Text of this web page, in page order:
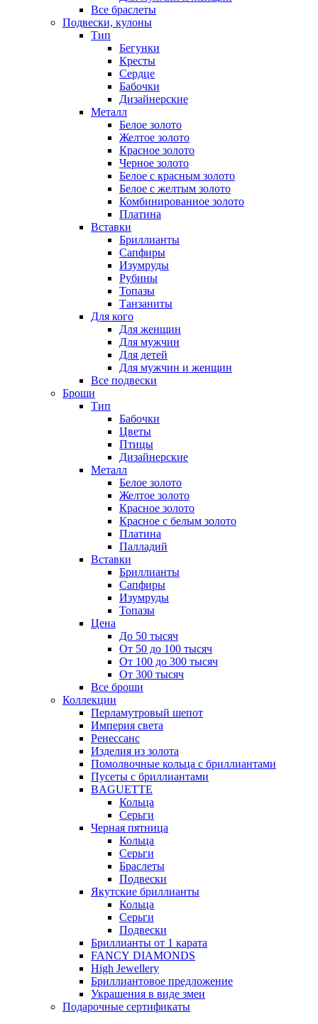
Все браслеты
Подвески, кулоны
Тип
Бегунки
Кресты
Сердце
Бабочки
Дизайнерские
Металл
Белое золото
Желтое золото
Красное золото
Черное золото
Белое с красным золото
Белое с желтым золото
Комбинированное золото
Платина
Вставки
Бриллианты
Сапфиры
Изумруды
Рубины
Топазы
Танзаниты
Для кого
Для женщин
Для мужчин
Для детей
Для мужчин и женщин
Все подвески
Броши
Тип
Бабочки
Цветы
Птицы
Дизайнерские
Металл
Белое золото
Желтое золото
Красное золото
Красное с белым золото
Платина
Палладий
Вставки
Бриллианты
Сапфиры
Изумруды
Топазы
Цена
До 50 тысяч
От 50 до 100 тысяч
От 100 до 300 тысяч
От 300 тысяч
Все броши
Коллекции
Перламутровый шепот
Империя света
Ренессанс
Изделия из золота
Помолвочные кольца с бриллиантами
Пусеты с бриллиантами
BAGUETTE
Кольца
Серьги
Черная пятница
Кольца
Серьги
Браслеты
Подвески
Якутские бриллианты
Кольца
Серьги
Подвески
Бриллианты от 1 карата
FANCY DIAMONDS
High Jewellery
Бриллиантовое предложение
Украшения в виде змеи
Подарочные сертификаты